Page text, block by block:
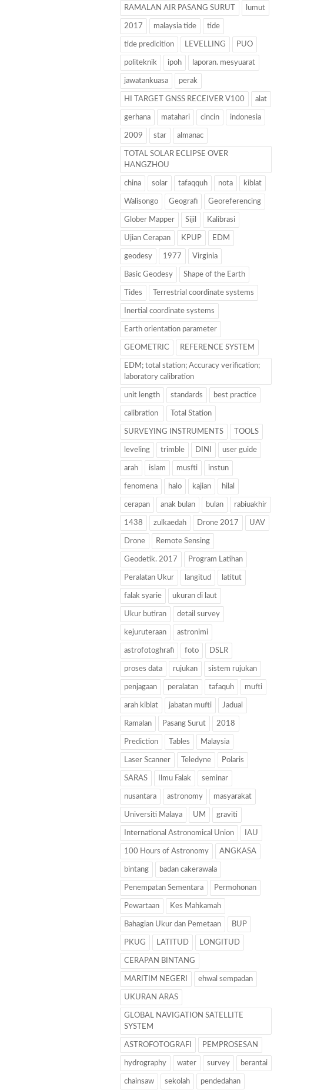
RAMALAN AIR PASANG SURUT lumut
2017 malaysia tide tide
tide predicition LEVELLING PUO
politeknik ipoh laporan. mesyuarat
jawatankuasa perak
HI TARGET GNSS RECEIVER V100 alat
gerhana matahari cincin indonesia
2009 star almanac
TOTAL SOLAR ECLIPSE OVER
HANGZHOU
china solar tafaqquh nota kiblat
Walisongo Geografi Georeferencing
Glober Mapper Sijil Kalibrasi
Ujian Cerapan KPUP EDM
geodesy 1977 Virginia
Basic Geodesy Shape of the Earth
Tides Terrestrial coordinate systems
Inertial coordinate systems
Earth orientation parameter
GEOMETRIC REFERENCE SYSTEM
EDM; total station; Accuracy verification;
laboratory calibration
unit length standards best practice
calibration Total Station
SURVEYING INSTRUMENTS TOOLS
leveling trimble DINI user guide
arah islam musfti instun
fenomena halo kajian hilal
cerapan anak bulan bulan rabiuakhir
1438 zulkaedah Drone 2017 UAV
Drone Remote Sensing
Geodetik. 2017 Program Latihan
Peralatan Ukur langitud latitut
falak syarie ukuran di laut
Ukur butiran detail survey
kejuruteraan astronimi
astrofotoghrafi foto DSLR
proses data rujukan sistem rujukan
penjagaan peralatan tafaquh mufti
arah kiblat jabatan mufti Jadual
Ramalan Pasang Surut 2018
Prediction Tables Malaysia
Laser Scanner Teledyne Polaris
SARAS Ilmu Falak seminar
nusantara astronomy masyarakat
Universiti Malaya UM graviti
International Astronomical Union IAU
100 Hours of Astronomy ANGKASA
bintang badan cakerawala
Penempatan Sementara Permohonan
Pewartaan Kes Mahkamah
Bahagian Ukur dan Pemetaan BUP
PKUG LATITUD LONGITUD
CERAPAN BINTANG
MARITIM NEGERI ehwal sempadan
UKURAN ARAS
GLOBAL NAVIGATION SATELLITE
SYSTEM
ASTROFOTOGRAFI PEMPROSESAN
hydrography water survey berantai
chainsaw sekolah pendedahan